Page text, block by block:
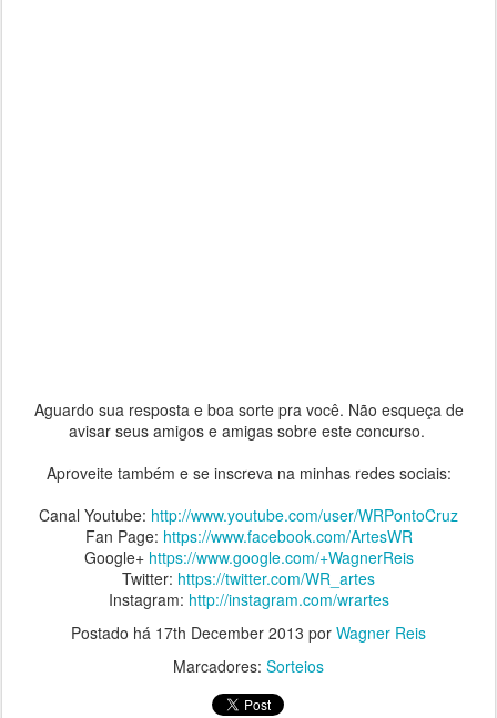
Aguardo sua resposta e boa sorte pra você. Não esqueça de
avisar seus amigos e amigas sobre este concurso.
Aproveite também e se inscreva na minhas redes sociais:
Canal Youtube: http://www.youtube.com/user/WRPontoCruz
Fan Page: https://www.facebook.com/ArtesWR
Google+ https://www.google.com/+WagnerReis
Twitter: https://twitter.com/WR_artes
Instagram: http://instagram.com/wrartes
Postado há 17th December 2013 por Wagner Reis
Marcadores: Sorteios